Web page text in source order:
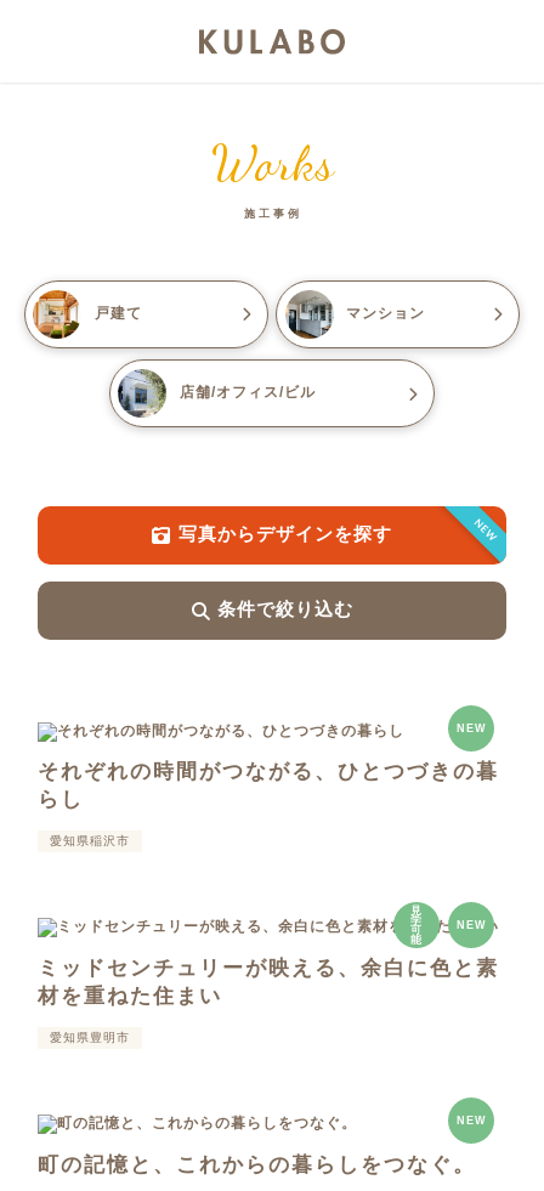
Works
施工事例
戸建て マンション
店舗/オフィス/ビル
NEW
写真からデザインを探す
条件で絞り込む
NEW
それぞれの時間がつながる、ひとつづきの暮
らし
愛知県稲沢市
見
学
可
能
NEW
ミッドセンチュリーが映える、余白に色と素
材を重ねた住まい
愛知県豊明市
NEW
町の記憶と、これからの暮らしをつなぐ。